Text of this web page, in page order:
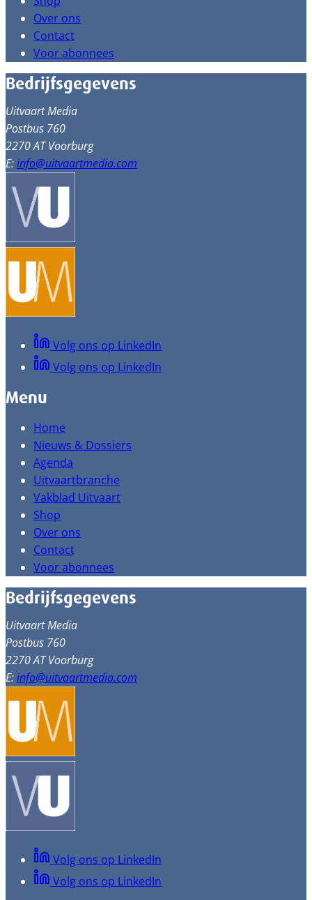
Over ons
Contact
Voor abonnees
Bedrijfsgegevens
Uitvaart Media
Postbus 760
2270 AT Voorburg
E:info@uitvaartmedia.com
Volg ons op LinkedIn
Volg ons op LinkedIn
Menu
Home
Nieuws & Dossiers
Agenda
Uitvaartbranche
Vakblad Uitvaart
Shop
Over ons
Contact
Voor abonnees
Bedrijfsgegevens
Uitvaart Media
Postbus 760
2270 AT Voorburg
E:info@uitvaartmedia.com
Volg ons op LinkedIn
Volg ons op LinkedIn